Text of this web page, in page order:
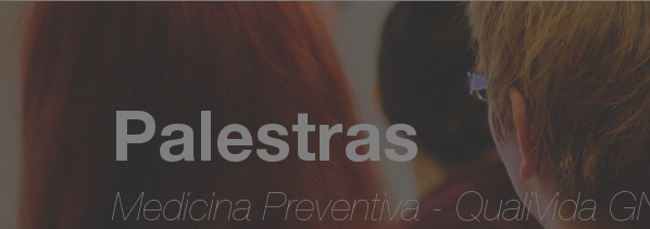
Palestras
Medicina Preventiva - QualiVida